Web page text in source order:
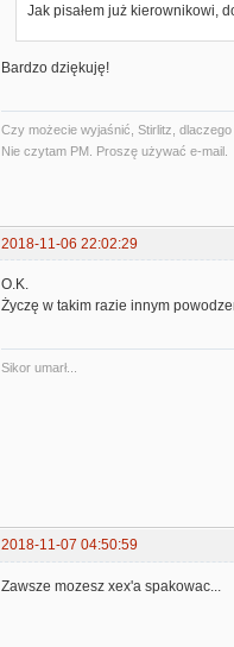
Jak pisałem już kierownikowi,
Bardzo dziękuję!
Czy możecie wyjaśnić, Stirlitz,
Nie czytam PM. Proszę używać e-mail.
2018-11-06 22:02:29
O.K.
Życzę w takim razie innym
Sikor umarł...
2018-11-07 04:50:59
Zawsze mozesz xex'a spakowac...